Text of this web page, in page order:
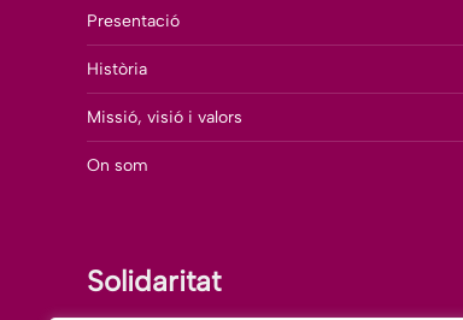
Presentació
Història
Missió, visió i valors
On som
Solidaritat